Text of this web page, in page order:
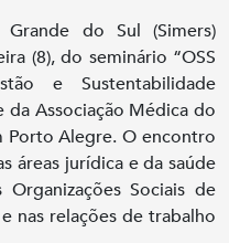
do Sul (Simers)
(8), do seminário “OSS
e Sustentabilidade
da Associação Médica do
Porto Alegre. O encontro
áreas jurídica e da saúde
Sociais de
nas relações de trabalho